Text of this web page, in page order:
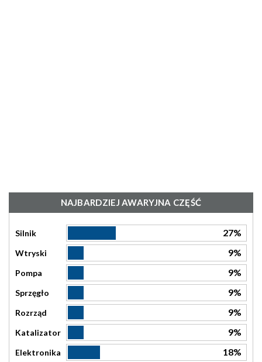
NAJBARDZIEJ AWARYJNA CZĘŚĆ
Silnik 27%
Wtryski 9%
Pompa 9%
Sprzęgło 9%
Rozrząd 9%
Katalizator 9%
Elektronika 18%